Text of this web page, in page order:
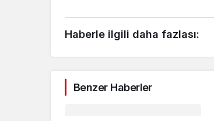
Haberle ilgili daha fazlası:
Benzer Haberler